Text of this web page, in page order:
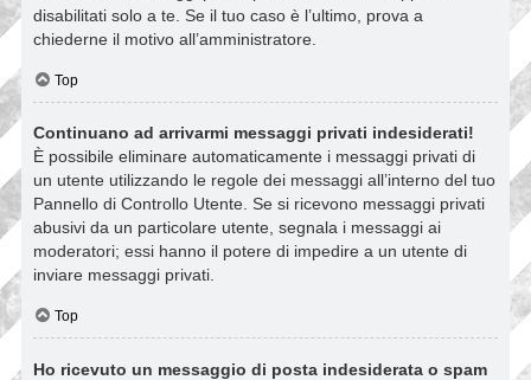
disabilitati solo a te. Se il tuo caso è l’ultimo, prova a
chiederne il motivo all’amministratore.
Top
Continuano ad arrivarmi messaggi privati indesiderati!
È possibile eliminare automaticamente i messaggi privati ​​di
un utente utilizzando le regole dei messaggi all’interno del tuo
Pannello di Controllo Utente. Se si ricevono messaggi privati ​​
abusivi da un particolare utente, segnala i messaggi ai
moderatori; essi hanno il potere di impedire a un utente di
inviare messaggi privati​​.
Top
Ho ricevuto un messaggio di posta indesiderata o spam